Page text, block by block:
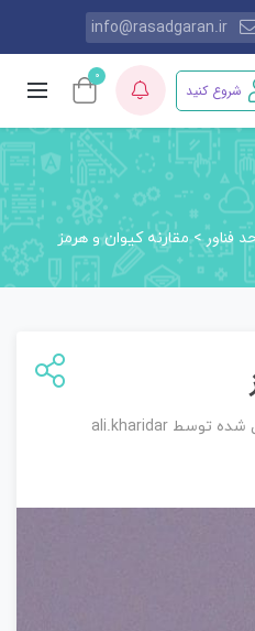
info@rasadgaran.ir
شروع کنید
0
فناور>مقارنه کیوان و هرمز
شده توسط ali.kharidar